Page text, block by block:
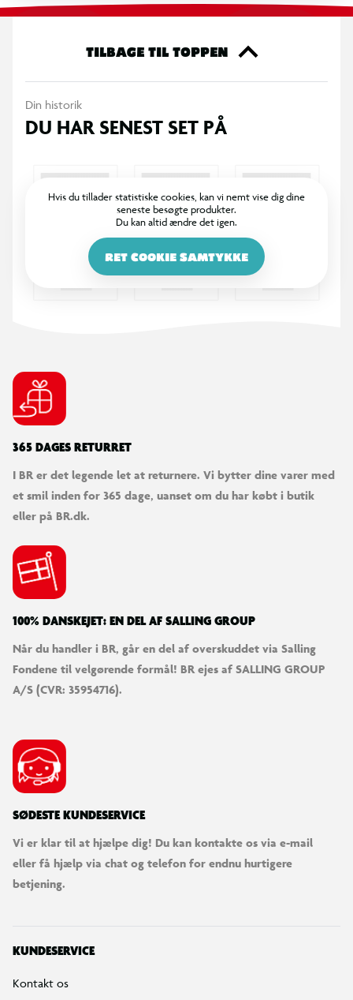
- Roterende fidgetspinner der samtidig fungerer som et
- Fidgetspinnere styrker finmotorikken og virker afstressende
OBS! Varen er assorteret, og bestemt variant kan ikke
garanteres
TILBAGE TIL TOPPEN
Din historik
DU HAR SENEST SET PÅ
Hvis du tillader statistiske cookies, kan vi nemt vise dig dine
seneste besøgte produkter.
Du kan altid ændre det igen.
RET COOKIE SAMTYKKE
365 DAGES RETURRET
I BR er det legende let at returnere. Vi bytter dine varer med
et smil inden for 365 dage, uanset om du har købt i butik
eller på BR.dk.
100% DANSKEJET: EN DEL AF SALLING GROUP
Når du handler i BR, går en del af overskuddet via Salling
Fondene til velgørende formål! BR ejes af SALLING GROUP
A/S (CVR: 35954716).
SØDESTE KUNDESERVICE
Vi er klar til at hjælpe dig! Du kan kontakte os via e-mail
eller få hjælp via chat og telefon for endnu hurtigere
betjening.
KUNDESERVICE
Kontakt os